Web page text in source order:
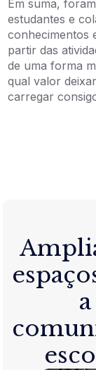
Em suma,
estudantes e
conhecimentos
partir das
de uma forma
qual valor
carregar
a